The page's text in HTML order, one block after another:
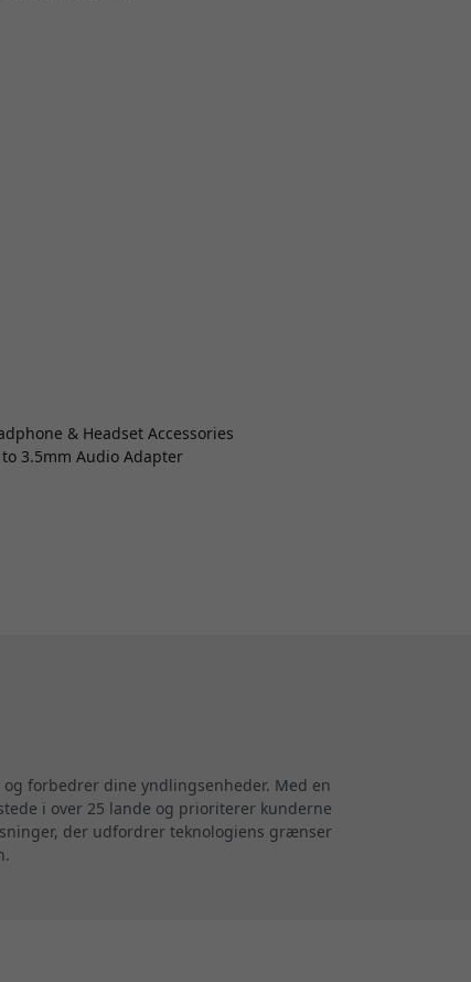
& Headset Accessories
to 3.5mm Audio Adapter
forbedrer dine yndlingsenheder. Med en
i over 25 lande og prioriterer kunderne
der udfordrer teknologiens grænser